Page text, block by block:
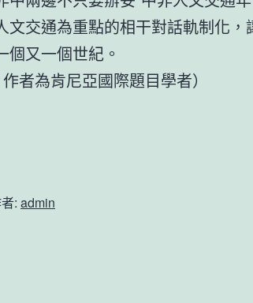
文交通為重點的相干對話軌制化，
又一個世紀。
作者為肯尼亞國際題目學者）
: admin